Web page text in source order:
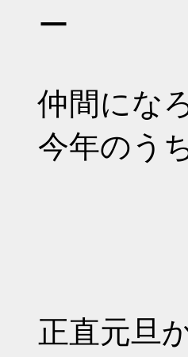
ー
仲間にな
今年のう
正直元旦